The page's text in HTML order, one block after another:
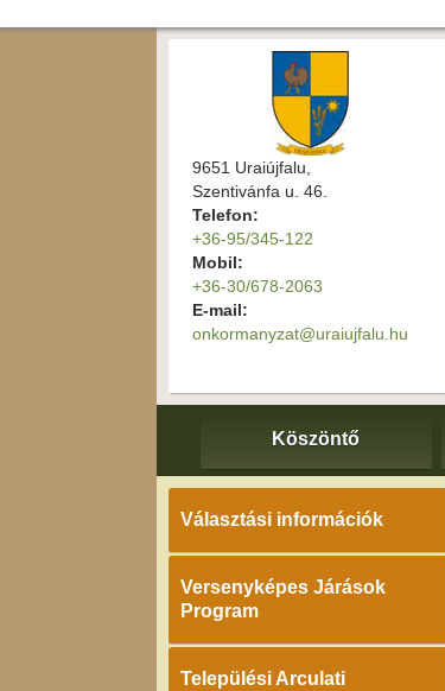
9651 Uraiújfalu,
Szentivánfa u. 46.
Telefon:
+36-95/345-122
Mobil:
+36-30/678-2063
E-mail:
onkormanyzat@uraiujfalu.hu
Köszöntő
Választási információk
Versenyképes Járások
Program
Települési Arculati